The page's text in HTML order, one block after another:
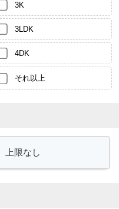
3K
3LDK
4DK
それ以上